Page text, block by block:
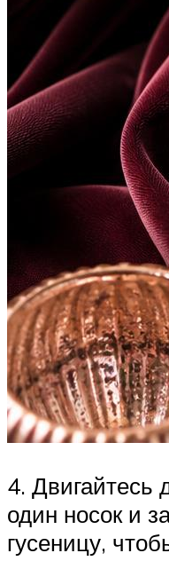
4. Двигайтесь
один носок и
гусеницу,